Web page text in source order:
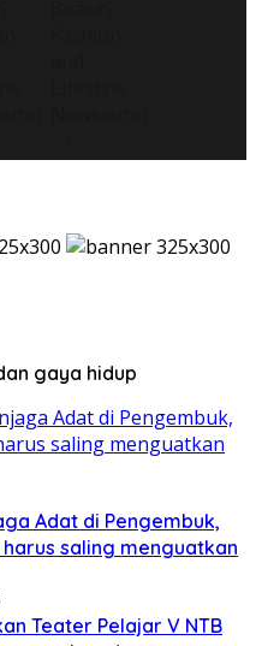
gaya hidup
Adat di Pengembuk,
saling menguatkan
Teater Pelajar V NTB